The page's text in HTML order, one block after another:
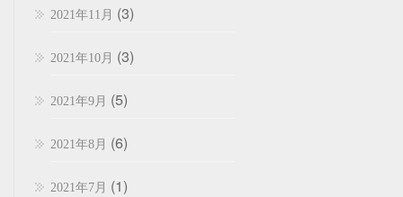
2021年11月 (3)
2021年10月 (3)
2021年9月 (5)
2021年8月 (6)
2021年7月 (1)